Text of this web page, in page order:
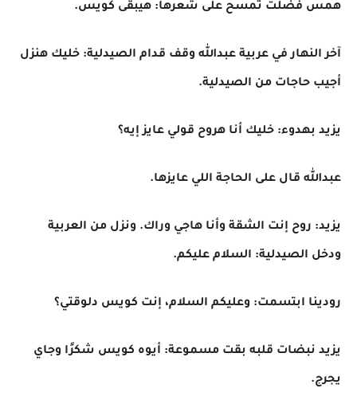
همس فضلت تمسح على شعرها: هيبقى كويس.
آخر النهار في عربية عبدالله وقف قدام الصيدلية: خليك هنزل
أجيب حاجات من الصيدلية.
يزيد بهدوء: خليك أنا هروح قولي عايز إيه؟
عبدالله قال على الحاجة اللي عايزها.
يزيد: روح إنت الشقة وأنا هاجي وراك. ونزل من العربية
ودخل الصيدلية: السلام عليكم.
رودينا ابتسمت: وعليكم السلام، إنت كويس دلوقتي؟
يزيد نبضات قلبه بقت مسموعة: أيوه كويس شكرًا وجاي
يجرج.